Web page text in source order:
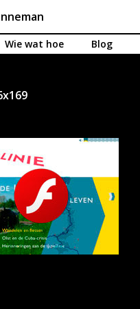
Wie wat hoe Blog